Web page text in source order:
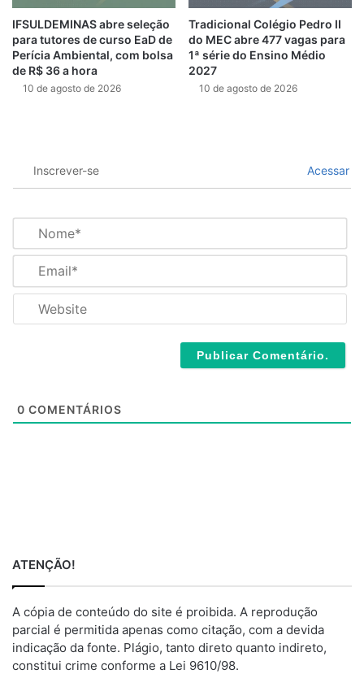
IFSULDEMINAS abre seleção
para tutores de curso EaD de
Perícia Ambiental, com bolsa
de R$ 36 a hora
10 de agosto de 2026
Tradicional Colégio Pedro II
do MEC abre 477 vagas para
1ª série do Ensino Médio
2027
10 de agosto de 2026
Inscrever-se Acessar
m
*a
l
0 COMENTÁRIOS
ATENÇÃO!
A cópia de conteúdo do site é proibida. A reprodução
parcial é permitida apenas como citação, com a devida
indicação da fonte. Plágio, tanto direto quanto indireto,
constitui crime conforme a Lei 9610/98.